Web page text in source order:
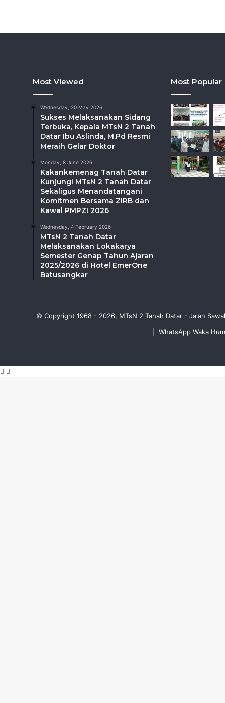
Most Viewed
Wednesday, 20 May 2026
Sukses Melaksanakan Sidang
Terbuka, Kepala MTsN 2 Tanah
Datar Ibu Aslinda, M.Pd Resmi
Meraih Gelar Doktor
Monday, 8 June 2026
Kakankemenag Tanah Datar
Kunjungi MTsN 2 Tanah Datar
Sekaligus Menandatangani
Komitmen Bersama ZIRB dan
Kawal PMPZI 2026
Wednesday, 4 February 2026
MTsN 2 Tanah Datar
Melaksanakan Lokakarya
Semester Genap Tahun Ajaran
2025/2026 di Hotel EmerOne
Batusangkar
Most Popular
© Copyright 1968 - 2026, MTsN 2 Tanah Datar - Jalan
WhatsApp Waka
Facebook